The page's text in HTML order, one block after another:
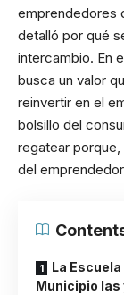
emprendedores
detalló por qué
intercambio. En
busca un valor
reinvertir en el
bolsillo del
regatear porque,
del
La
Municipio las